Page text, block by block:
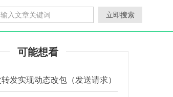
立即搜索
可能想看
发实现动态改包（发送请求）